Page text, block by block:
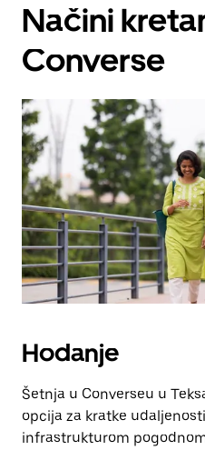
za
interakciju
kalendarom
datum.
Pritisni
tipku
escape
za
zatvaranje
kalendara.
Načini
Converse
Hodanje
Šetnja u Converseu u
opcija za kratke
infrastrukturom